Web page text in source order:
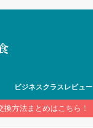
ビジネスクラスレビュー
方法まとめはこちら！